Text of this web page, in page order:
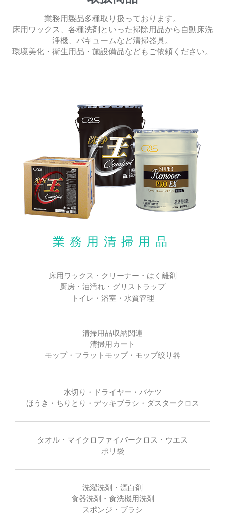
業務用製品多種取り扱っております。
床用ワックス、各種洗剤といった掃除用品から自動床洗
浄機、バキュームなど清掃器具。
環境美化・衛生用品・施設備品などもご依頼ください。
業務用清掃用品
床用ワックス・クリーナー・はく離剤
厨房・油汚れ・グリストラップ
トイレ・浴室・水質管理
清掃用品収納関連
清掃用カート
モップ・フラットモップ・モップ絞り器
水切り・ドライヤー・バケツ
ほうき・ちりとり・デッキブラシ・ダスタークロス
タオル・マイクロファイバークロス・ウエス
ポリ袋
洗濯洗剤・漂白剤
食器洗剤・食洗機用洗剤
スポンジ・ブラシ